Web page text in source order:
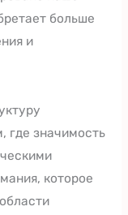
больше
и
где значимость
которое